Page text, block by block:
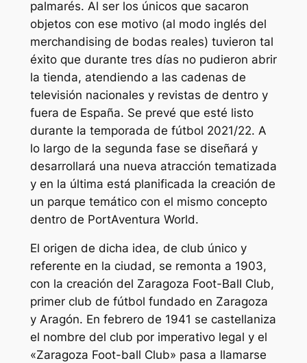
palmarés. Al ser los únicos que sacaron
objetos con ese motivo (al modo inglés del
merchandising de bodas reales) tuvieron tal
éxito que durante tres días no pudieron abrir
la tienda, atendiendo a las cadenas de
televisión nacionales y revistas de dentro y
fuera de España. Se prevé que esté listo
durante la temporada de fútbol 2021/22. A
lo largo de la segunda fase se diseñará y
desarrollará una nueva atracción tematizada
y en la última está planificada la creación de
un parque temático con el mismo concepto
dentro de PortAventura World.
El origen de dicha idea, de club único y
referente en la ciudad, se remonta a 1903,
con la creación del Zaragoza Foot-Ball Club,
primer club de fútbol fundado en Zaragoza
y Aragón. En febrero de 1941 se castellaniza
el nombre del club por imperativo legal y el
«Zaragoza Foot-ball Club» pasa a llamarse